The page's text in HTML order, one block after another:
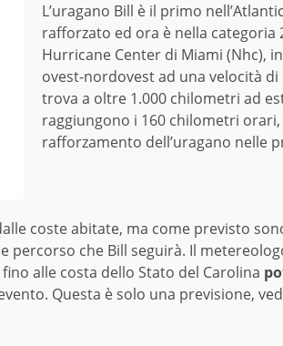
L’uragano Bill è il primo
rafforzato ed ora è nella categoria
Hurricane Center di Miami (Nhc),
ovest-nordovest ad una velocità
trova a oltre 1.000 chilometri ad
raggiungono i 160 chilometri
rafforzamento dell’uragano nelle
coste abitate, ma come previsto
che Bill seguirà. Il
alle costa dello Stato del Carolina
Questa è solo una previsione,